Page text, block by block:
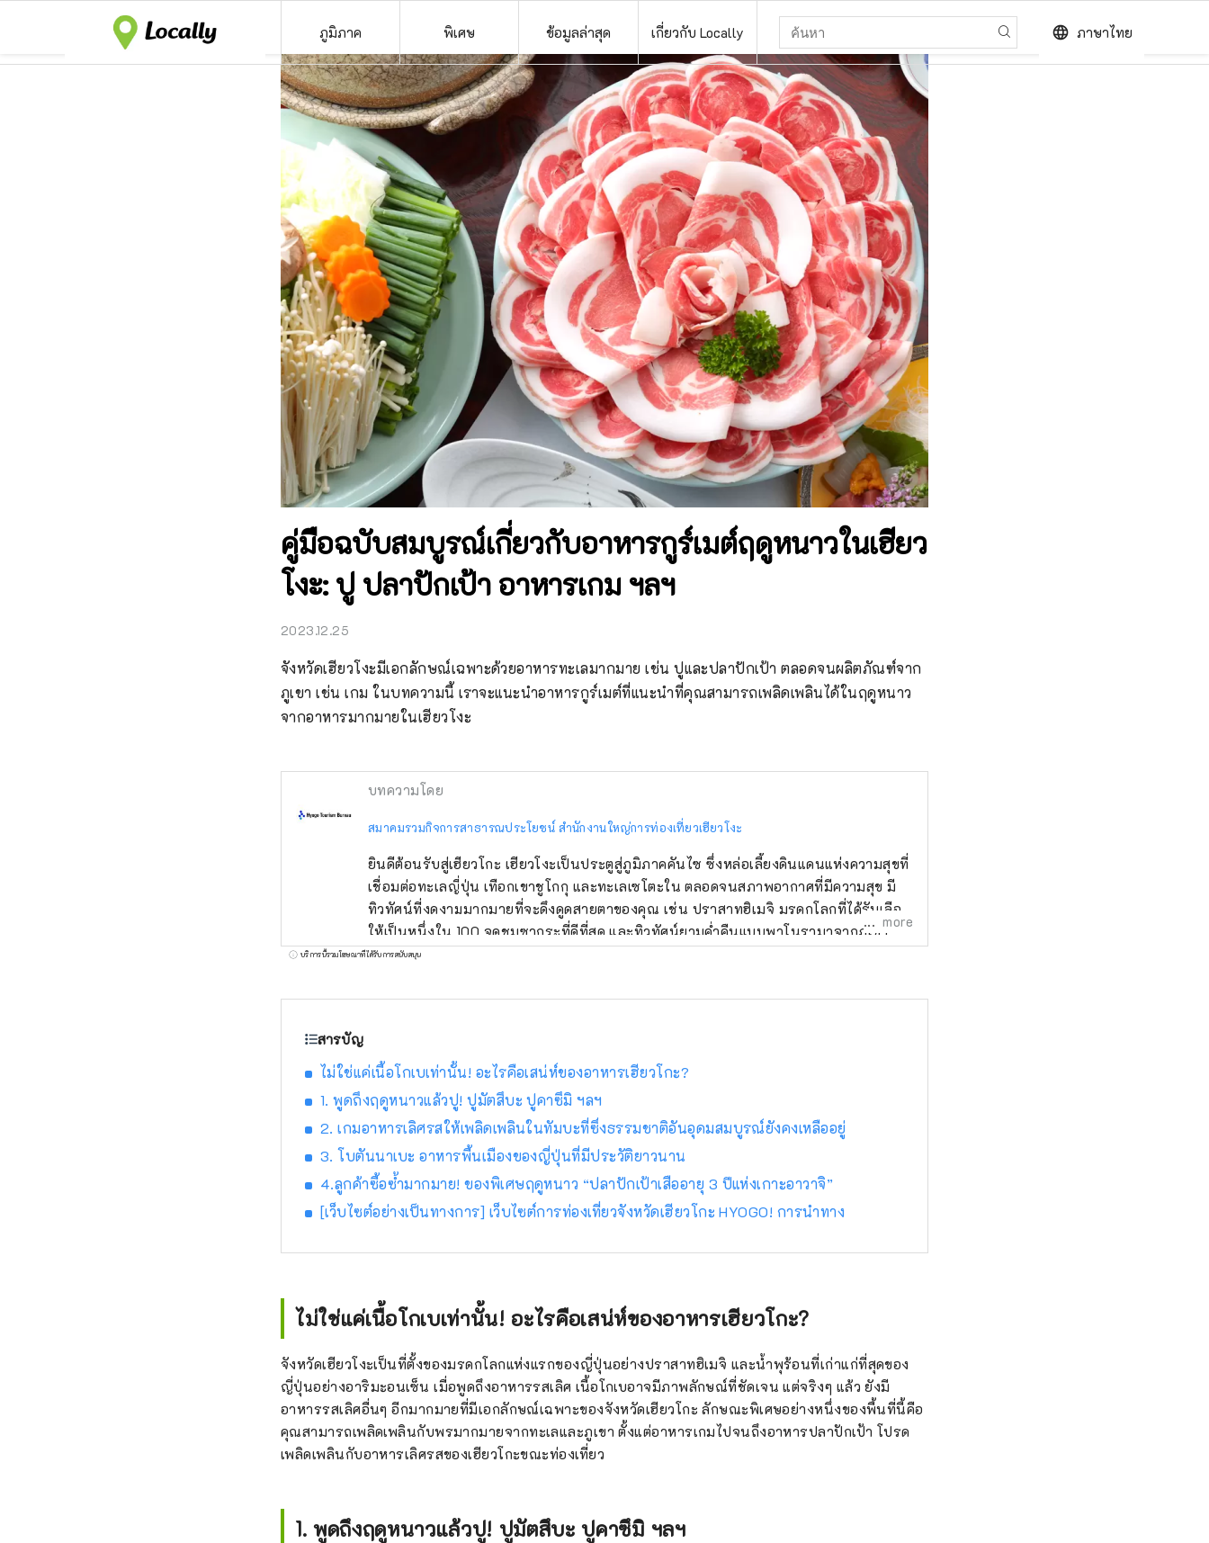
ภูมิภาค พิเศษ ข้อมูลล่าสุด เกี่ยวกับ Locally language ภาษาไทย
คู่มือฉบับสมบูรณ์เกี่ยวกับอาหารกูร์เมต์ฤดูหนาวในเฮียว
โงะ: ปู ปลาปักเป้า อาหารเกม ฯลฯ
2023.12.25
จังหวัดเฮียวโงะมีเอกลักษณ์เฉพาะด้วยอาหารทะเลมากมาย เช่น ปูและปลาปักเป้า ตลอดจนผลิตภัณฑ์จาก
ภูเขา เช่น เกม ในบทความนี้ เราจะแนะนำอาหารกูร์เมต์ที่แนะนำที่คุณสามารถเพลิดเพลินได้ในฤดูหนาว
จากอาหารมากมายในเฮียวโงะ
บทความโดย
สมาคมรวมกิจการสาธารณประโยชน์ สำนักงานใหญ่การท่องเที่ยวเฮียวโงะ
ยินดีต้อนรับสู่เฮียวโกะ เฮียวโงะเป็นประตูสู่ภูมิภาคคันไซ ซึ่งหล่อเลี้ยงดินแดนแห่งความสุขที่
เชื่อมต่อทะเลญี่ปุ่น เทือกเขาชูโกกุ และทะเลเซโตะใน ตลอดจนสภาพอากาศที่มีความสุข มี
ทิวทัศน์ที่งดงามมากมายที่จะดึงดูดสายตาของคุณ เช่น ปราสาทฮิเมจิ มรดกโลกที่ได้รับเลือก
ให้เป็นหนึ่งใน 100 จุดชมซากุระที่ดีที่สุด และทิวทัศน์ยามค่ำคืนแบบพาโนรามาจากภูเขา
ร็อคโค แบรนด์โกเบที่มีชื่อเสียงระดับโลก KOBE BEEF ซึ่งมีความหมายเหมือนกันกับเนื้อทาจิ
จะทำให้คุณประหลาดใจ อาริมะออนเซ็นเป็นบ่อน้ำพุร้อนที่มีชื่อเสียง และคิโนซากิออนเซ็นก็
และเสียงแบบไดนามิกของเทศกาลดอกไม้ไฟที่จัดขึ้นในสถานที่ต่างๆ ในฤดูร้อน ในสวน
สมุนไพรและสวนพฤกษศาสตร์ในจังหวัด คุณจะได้รับการเยียวยาด้วยกลิ่นสมุนไพรและ
ดอกไม้ที่อ่อนโยนและน่ารื่นรมย์ตลอดสี่ฤดูกาล เพลิดเพลินไปกับการเดินทางครั้งใหม่ในเฮีย
วโงะที่กระตุ้นสัมผัสทั้งห้าของการมองเห็น การรับรส การสัมผัส การได้ยิน และการดมกลิ่น
more
บริการนี้รวมโฆษณาที่ได้รับการสนับสนุน
สารบัญ
ไม่ใช่แค่เนื้อโกเบเท่านั้น! อะไรคือเสน่ห์ของอาหารเฮียวโกะ?
1. พูดถึงฤดูหนาวแล้วปู! ปูมัตสึบะ ปูคาซึมิ ฯลฯ
2. เกมอาหารเลิศรสให้เพลิดเพลินในทัมบะที่ซึ่งธรรมชาติอันอุดมสมบูรณ์ยังคงเหลืออยู่
3. โบตันนาเบะ อาหารพื้นเมืองของญี่ปุ่นที่มีประวัติยาวนาน
4.ลูกค้าซื้อซ้ำมากมาย! ของพิเศษฤดูหนาว “ปลาปักเป้าเสืออายุ 3 ปีแห่งเกาะอาวาจิ”
[เว็บไซต์อย่างเป็นทางการ] เว็บไซต์การท่องเที่ยวจังหวัดเฮียวโกะ HYOGO! การนำทาง
ไม่ใช่แค่เนื้อโกเบเท่านั้น! อะไรคือเสน่ห์ของอาหารเฮียวโกะ?
จังหวัดเฮียวโงะเป็นที่ตั้งของมรดกโลกแห่งแรกของญี่ปุ่นอย่างปราสาทฮิเมจิ และน้ำพุร้อนที่เก่าแก่ที่สุดของ
ญี่ปุ่นอย่างอาริมะอนเซ็น เมื่อพูดถึงอาหารรสเลิศ เนื้อโกเบอาจมีภาพลักษณ์ที่ชัดเจน แต่จริงๆ แล้ว ยังมี
อาหารรสเลิศอื่นๆ อีกมากมายที่มีเอกลักษณ์เฉพาะของจังหวัดเฮียวโกะ ลักษณะพิเศษอย่างหนึ่งของพื้นที่นี้คือ
คุณสามารถเพลิดเพลินกับพรมากมายจากทะเลและภูเขา ตั้งแต่อาหารเกมไปจนถึงอาหารปลาปักเป้า โปรด
เพลิดเพลินกับอาหารเลิศรสของเฮียวโกะขณะท่องเที่ยว
1. พูดถึงฤดูหนาวแล้วปู! ปูมัตสึบะ ปูคาซึมิ ฯลฯ